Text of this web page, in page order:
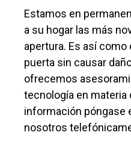
Estamos en
a su hogar las más
apertura. Es así
puerta sin causar
ofrecemos
tecnología en materia
información póngase
nosotros